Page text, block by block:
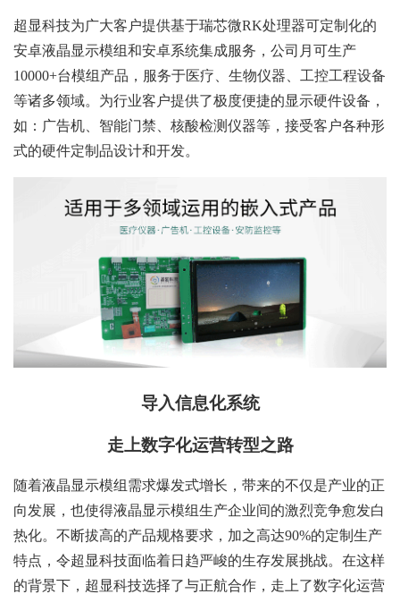
超显科技为广大客户提供基于瑞芯微RK处理器可定制化的
安卓液晶显示模组和安卓系统集成服务，公司月可生产
10000+台模组产品，服务于医疗、生物仪器、工控工程设备
等诸多领域。为行业客户提供了极度便捷的显示硬件设备，
如：广告机、智能门禁、核酸检测仪器等，接受客户各种形
式的硬件定制品设计和开发。
导入信息化系统
走上数字化运营转型之路
随着液晶显示模组需求爆发式增长，带来的不仅是产业的正
向发展，也使得液晶显示模组生产企业间的激烈竞争愈发白
热化。不断拔高的产品规格要求，加之高达90%的定制生产
特点，令超显科技面临着日趋严峻的生存发展挑战。在这样
的背景下，超显科技选择了与正航合作，走上了数字化运营